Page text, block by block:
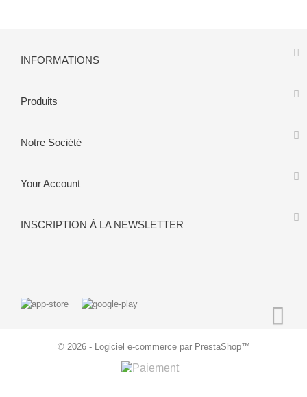
INFORMATIONS
Produits
Notre Société
Your Account
INSCRIPTION À LA NEWSLETTER
© 2026 - Logiciel e-commerce par PrestaShop™